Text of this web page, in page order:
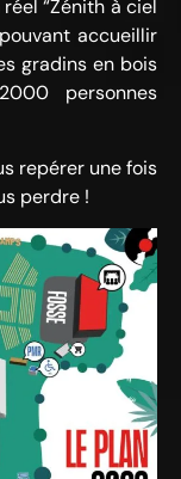
“Zénith à ciel
accueillir
gradins en bois
personnes
repérer une fois
perdre !